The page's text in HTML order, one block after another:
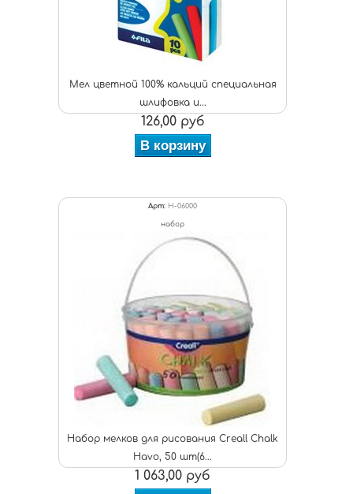
Мел цветной 100% кальций специальная
шлифовка и...
126,00 руб
В корзину
Арт: H-06000
набор
Набор мелков для рисования Creall Chalk
Havo, 50 шт(6...
1 063,00 руб